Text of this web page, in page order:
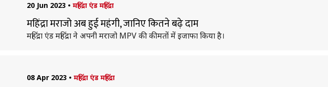
20 Jun 2023 • महिंद्रा एंड महिंद्रा
महिंद्रा मराजो अब हुई महंगी, जानिए कितने बढ़े दाम
महिंद्रा एंड महिंद्रा ने अपनी मराजो MPV की कीमतों में इजाफा किया है।
08 Apr 2023 • महिंद्रा एंड महिंद्रा